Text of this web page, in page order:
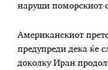
наруши поморскиот
Американскиот
предупреди дека ќе
доколку Иран